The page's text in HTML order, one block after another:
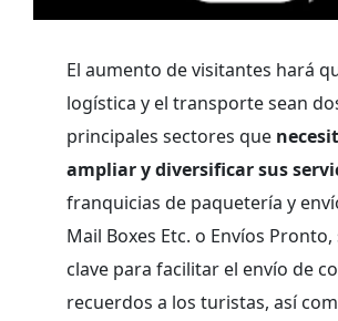
El aumento de visitantes hará
logística y el transporte sean
principales sectores que
ampliar y diversificar sus
franquicias de paquetería y
Mail Boxes Etc. o Envíos Pronto,
clave para facilitar el envío de
recuerdos a los turistas, así